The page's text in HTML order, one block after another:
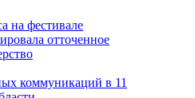
на фестивале
отточенное
коммуникаций в 11